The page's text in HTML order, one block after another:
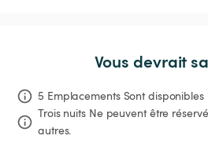
Vous devrait
5 Emplacements Sont disponibles
Trois nuits Ne peuvent être
autres.